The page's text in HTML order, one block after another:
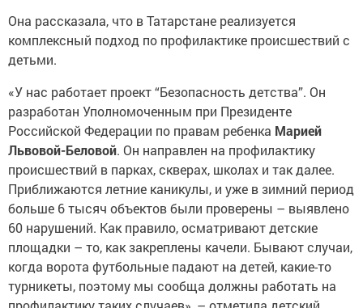
Она рассказала, что в Татарстане реализуется
комплексный подход по профилактике происшествий с
детьми.
«У нас работает проект “Безопасность детства”. Он
разработан Уполномоченным при Президенте
Российской Федерации по правам ребенка Марией
Львовой-Беловой. Он направлен на профилактику
происшествий в парках, скверах, школах и так далее.
Приближаются летние каникулы, и уже в зимний период
больше 6 тысяч объектов были проверены – выявлено
60 нарушений. Как правило, осматривают детские
площадки – то, как закреплены качели. Бывают случаи,
когда ворота футбольные падают на детей, какие-то
турникеты, поэтому мы сообща должны работать на